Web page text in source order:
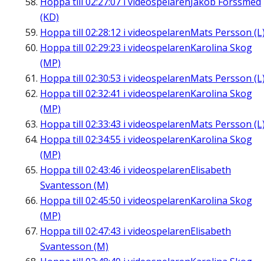
(KD)
Hoppa till 02:28:12 i videospelarenMats Persson
Hoppa till 02:29:23 i videospelarenKarolina Skog
(MP)
Hoppa till 02:30:53 i videospelarenMats Persson
Hoppa till 02:32:41 i videospelarenKarolina Skog
(MP)
Hoppa till 02:33:43 i videospelarenMats Persson
Hoppa till 02:34:55 i videospelarenKarolina Skog
(MP)
Hoppa till 02:43:46 i videospelarenElisabeth
Svantesson (M)
Hoppa till 02:45:50 i videospelarenKarolina Skog
(MP)
Hoppa till 02:47:43 i videospelarenElisabeth
Svantesson (M)